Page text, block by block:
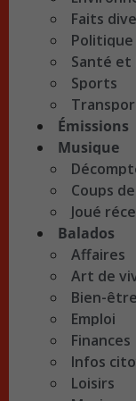
Faits
Politique
Santé
Sports
Émissions
Musique
Coups
Joué
Balados
Affaires
Art de
Bien-être
Emploi
Finances
Infos
Loisirs